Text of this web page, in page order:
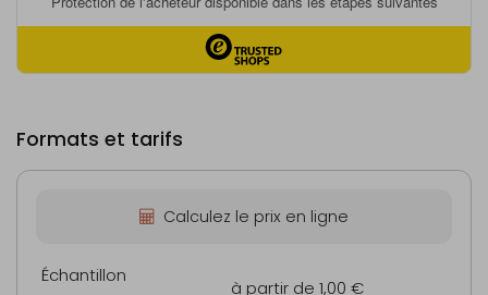
Formats et tarifs
Calculez le prix en ligne
Échantillon
à partir de 1,00 €